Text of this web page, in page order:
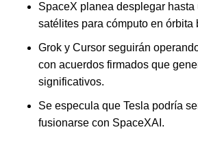
SpaceX planea desplegar hasta
satélites para cómputo en órbita
Grok y Cursor seguirán
con acuerdos firmados que
significativos.
Se especula que Tesla podría
fusionarse con SpaceXAI.